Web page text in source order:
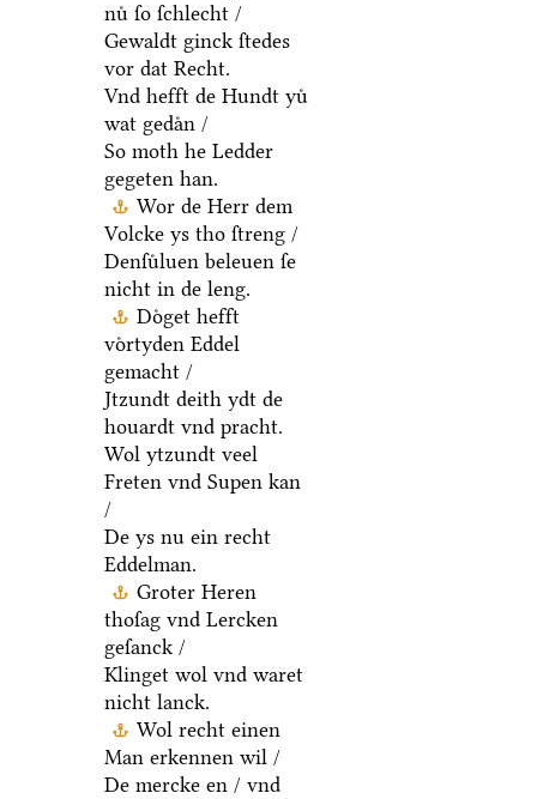
nuͤ ſo ſchlecht /
Gewaldt ginck ſtedes
vor dat Recht.
Vnd hefft de Hundt yuͤ
wat gedaͤn /
So moth he Ledder
gegeten han.
Wor de Herr dem
Volcke ys tho ſtreng /
Denſuͤluen beleuen ſe
nicht in de leng.
Doͤget hefft
voͤrtyden Eddel
gemacht /
Jtzundt deith ydt de
houardt vnd pracht.
Wol ytzundt veel
Freten vnd Supen kan
/
De ys nu ein recht
Eddelman.
Groter Heren
thoſag vnd Lercken
geſanck /
Klinget wol vnd waret
nicht lanck.
Wol recht einen
Man erkennen wil /
De mercke en / vnd